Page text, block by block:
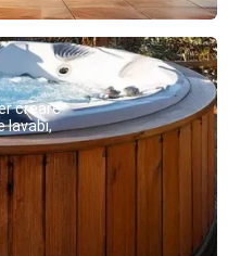
creare
lavabi,